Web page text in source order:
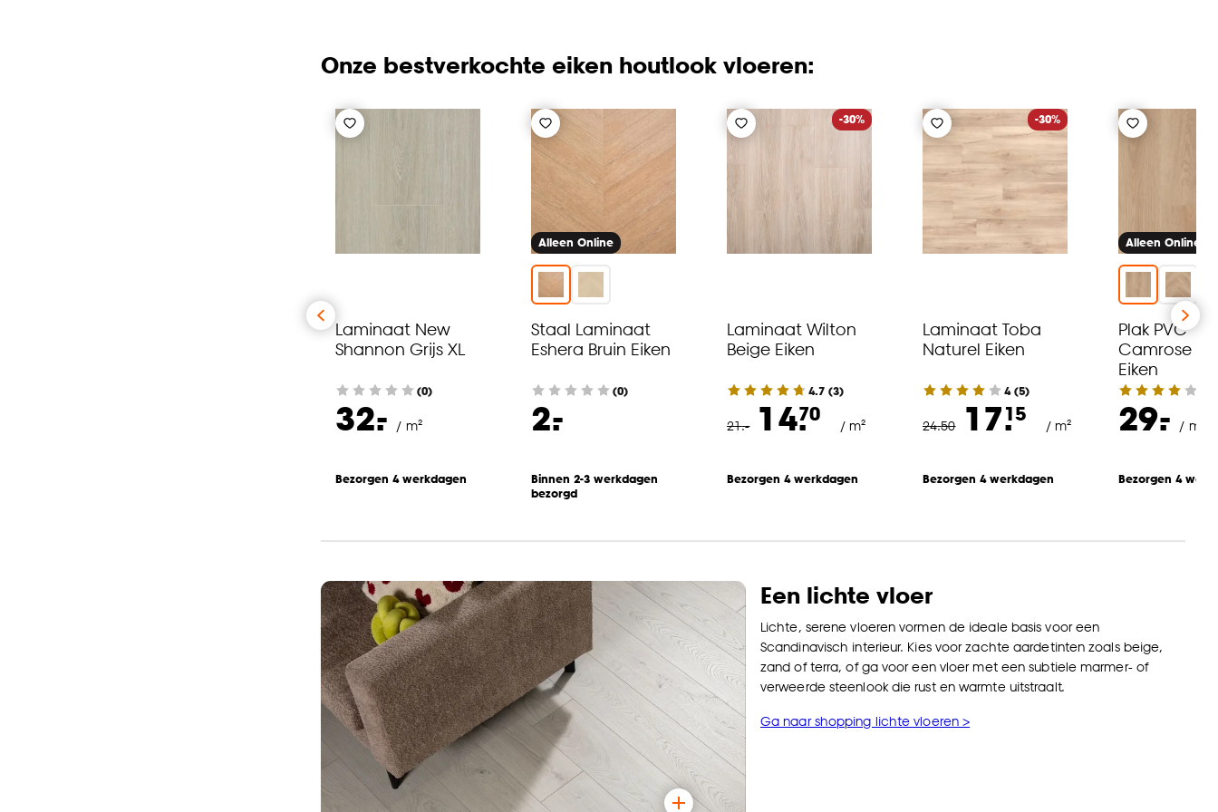
Onze bestverkochte eiken houtlook vloeren:
Laminaat New
Shannon Grijs XL
(0)
32.
- / m²
Bezorgen 4 werkdagen
Alleen Online
Staal Laminaat
Eshera Bruin Eiken
(0)
2.
-
Binnen 2-3 werkdagen
bezorgd
-30%
Laminaat Wilton
Beige Eiken
4.7 (3)
21.- 14.70
/ m²
Bezorgen 4 werkdagen
-30%
Laminaat Toba
Naturel Eiken
4(5)
24.50 17.15
/ m²
Bezorgen 4 werkdagen
Alleen Online
Plak PVC
Camrose
Eiken
29.
- / m²
Bezorgen 4
Een lichte vloer
Lichte, serene vloeren vormen de ideale basis voor een
Scandinavisch interieur. Kies voor zachte aardetinten zoals beige,
zand of terra, of ga voor een vloer met een subtiele marmer- of
verweerde steenlook die rust en warmte uitstraalt.
Ga naar shopping lichte vloeren >